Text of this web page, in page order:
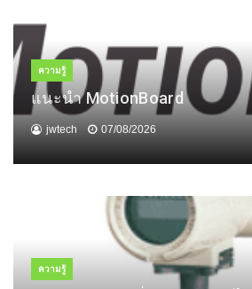
ความรู้
แนะนำ MotionBoard
jwtech 07/08/2026
ความรู้